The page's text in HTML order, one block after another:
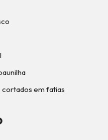
cortados em fatias